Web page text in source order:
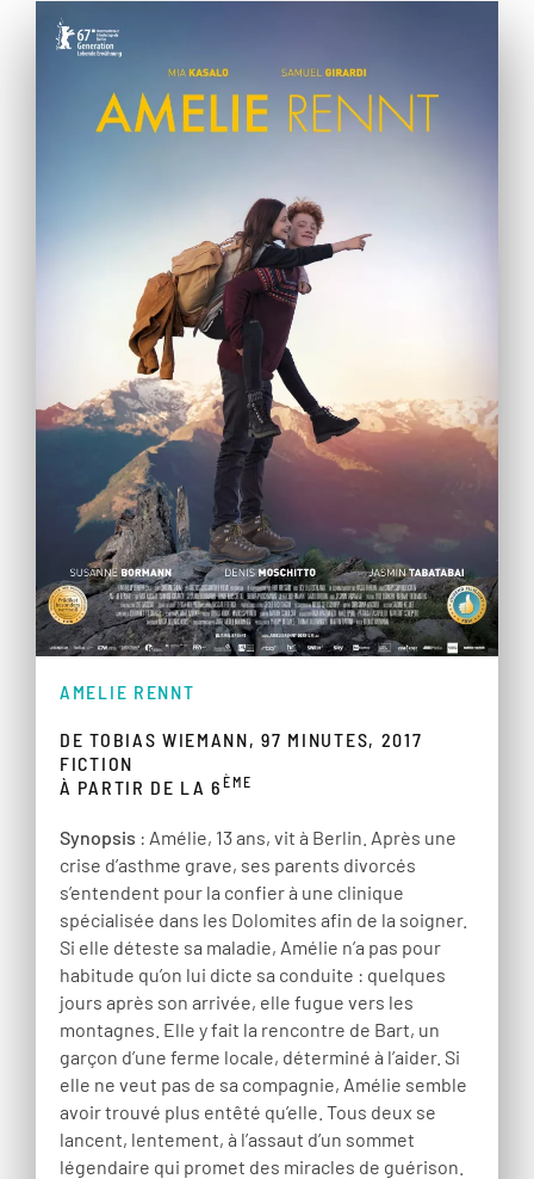
AMELIE RENNT
DE TOBIAS WIEMANN, 97 MINUTES, 2017
FICTION
À PARTIR DE LA 6ÈME
Synopsis : Amélie, 13 ans, vit à Berlin. Après une
crise d’asthme grave, ses parents divorcés
s’entendent pour la confier à une clinique
spécialisée dans les Dolomites afin de la soigner.
Si elle déteste sa maladie, Amélie n’a pas pour
habitude qu’on lui dicte sa conduite : quelques
jours après son arrivée, elle fugue vers les
montagnes. Elle y fait la rencontre de Bart, un
garçon d’une ferme locale, déterminé à l’aider. Si
elle ne veut pas de sa compagnie, Amélie semble
avoir trouvé plus entêté qu’elle. Tous deux se
lancent, lentement, à l’assaut d’un sommet
légendaire qui promet des miracles de guérison.